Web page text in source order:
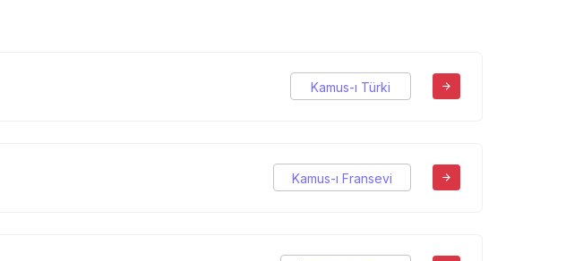
Kamus-ı Türki
Kamus-ı Fransevi